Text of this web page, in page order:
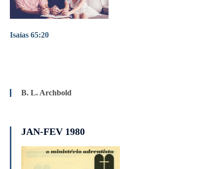
Isaías 65:20
B. L. Archbold
JAN-FEV 1980